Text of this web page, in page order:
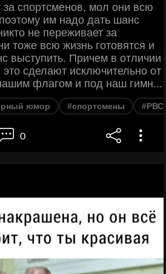
спортсменов, мол они всю
им надо дать шанс
не переживает за
тоже всю жизнь готовятся и
выступить. Причем в отличии
сделают исключительно от
флагом и под наш гимн...
юмор #спортсмены
0